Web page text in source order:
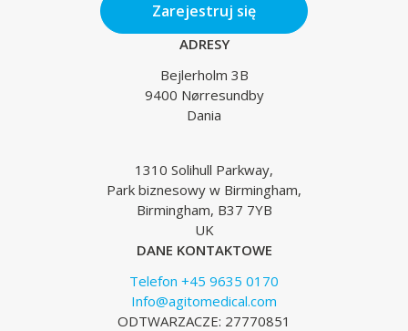
Zarejestruj się
ADRESY
Bejlerholm 3B
9400 Nørresundby
Dania
1310 Solihull Parkway,
Park biznesowy w Birmingham,
Birmingham, B37 7YB
UK
DANE KONTAKTOWE
Telefon +45 9635 0170
Info@agitomedical.com
ODTWARZACZE: 27770851